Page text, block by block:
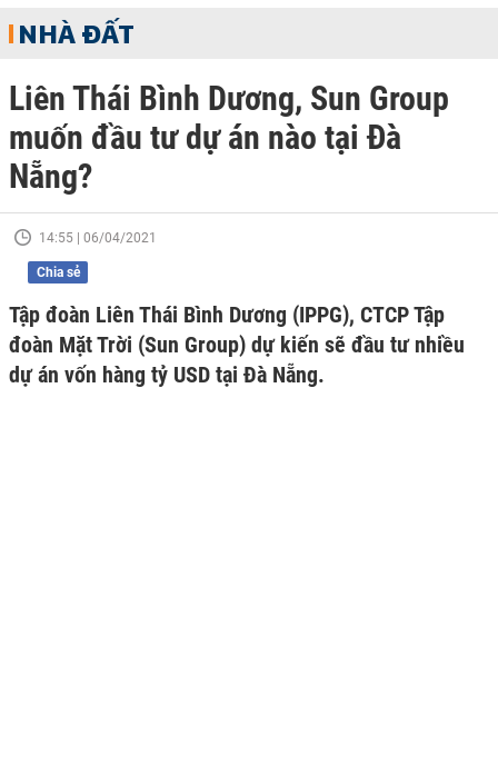
NHÀ ĐẤT
Liên Thái Bình Dương, Sun Group
muốn đầu tư dự án nào tại Đà
Nẵng?
14:55 | 06/04/2021
Chia sẻ
Tập đoàn Liên Thái Bình Dương (IPPG), CTCP Tập
đoàn Mặt Trời (Sun Group) dự kiến sẽ đầu tư nhiều
dự án vốn hàng tỷ USD tại Đà Nẵng.